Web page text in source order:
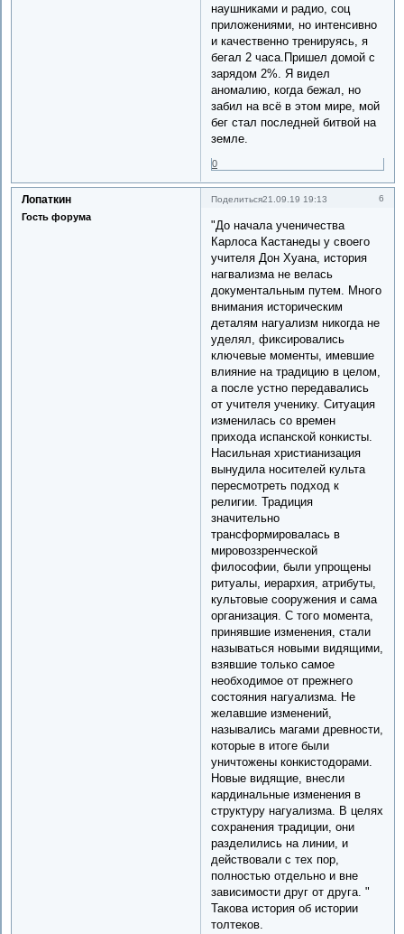
наушниками и радио, соц
приложениями, но интенсивно
и качественно тренируясь, я
бегал 2 часа.Пришел домой с
зарядом 2%. Я видел
аномалию, когда бежал, но
забил на всё в этом мире, мой
бег стал последней битвой на
земле.
0
Поделиться 6
21.09.19 19:13
Лопаткин
Гость форума
"До начала ученичества
Карлоса Кастанеды у своего
учителя Дон Хуана, история
нагвализма не велась
документальным путем. Много
внимания историческим
деталям нагуализм никогда не
уделял, фиксировались
ключевые моменты, имевшие
влияние на традицию в целом,
а после устно передавались
от учителя ученику. Ситуация
изменилась со времен
прихода испанской конкисты.
Насильная христианизация
вынудила носителей культа
пересмотреть подход к
религии. Традиция
значительно
трансформировалась в
мировоззренческой
философии, были упрощены
ритуалы, иерархия, атрибуты,
культовые сооружения и сама
организация. С того момента,
принявшие изменения, стали
называться новыми видящими,
взявшие только самое
необходимое от прежнего
состояния нагуализма. Не
желавшие изменений,
назывались магами древности,
которые в итоге были
уничтожены конкистодорами.
Новые видящие, внесли
кардинальные изменения в
структуру нагуализма. В целях
сохранения традиции, они
разделились на линии, и
действовали с тех пор,
полностью отдельно и вне
зависимости друг от друга. "
Такова история об истории
толтеков.